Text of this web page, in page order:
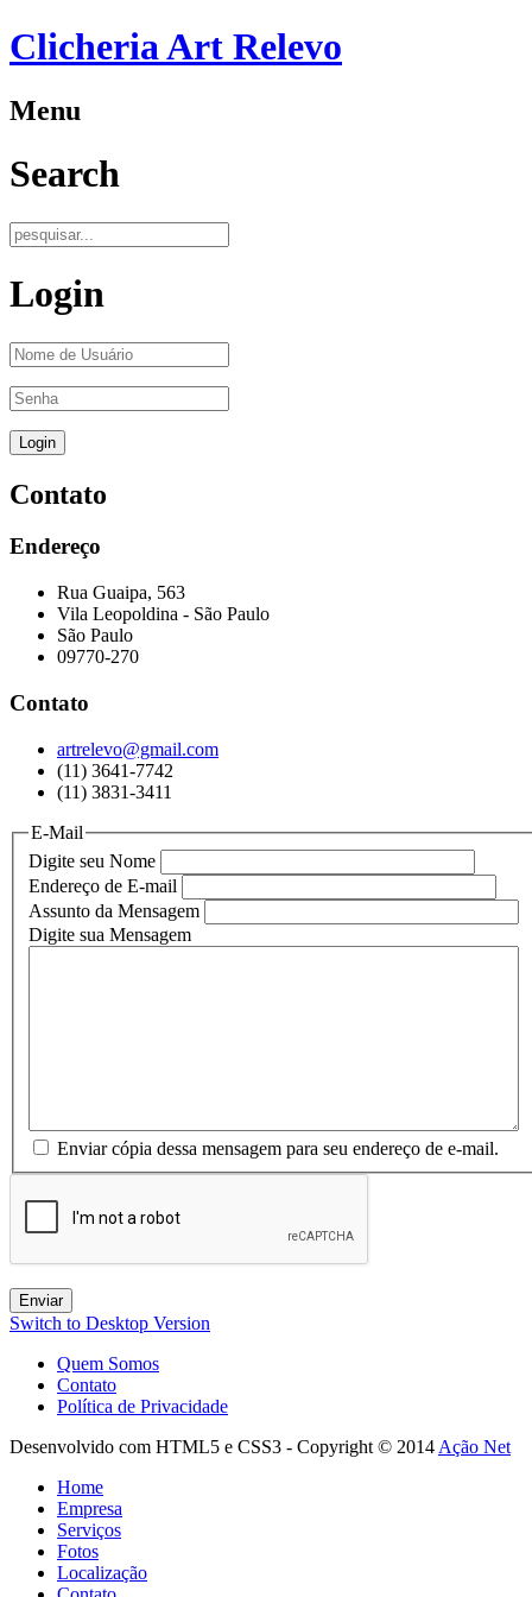
Clicheria Art Relevo
Menu
Search
Login
Contato
Endereço
Rua Guaipa, 563
Vila Leopoldina - São Paulo
São Paulo
09770-270
Contato
artrelevo@gmail.com
(11) 3641-7742
(11) 3831-3411
E-Mail
Digite seu Nome
Endereço de E-mail
Assunto da Mensagem
Digite sua Mensagem
Enviar cópia dessa mensagem para seu endereço de e-mail.
Enviar
Switch to Desktop Version
Quem Somos
Contato
Política de Privacidade
Desenvolvido com HTML5 e CSS3 - Copyright © 2014 Ação Net
Home
Empresa
Serviços
Fotos
Localização